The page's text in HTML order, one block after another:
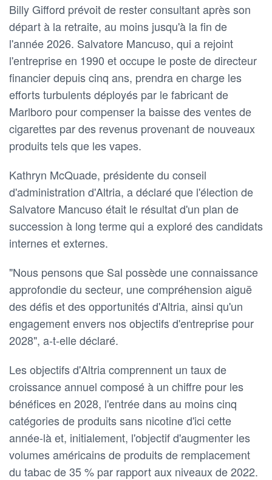
Billy Gifford prévoit de rester consultant après son
départ à la retraite, au moins jusqu'à la fin de
l'année 2026. Salvatore Mancuso, qui a rejoint
l'entreprise en 1990 et occupe le poste de directeur
financier depuis cinq ans, prendra en charge les
efforts turbulents déployés par le fabricant de
Marlboro pour compenser la baisse des ventes de
cigarettes par des revenus provenant de nouveaux
produits tels que les vapes.
Kathryn McQuade, présidente du conseil
d'administration d'Altria, a déclaré que l'élection de
Salvatore Mancuso était le résultat d'un plan de
succession à long terme qui a exploré des candidats
internes et externes.
"Nous pensons que Sal possède une connaissance
approfondie du secteur, une compréhension aiguë
des défis et des opportunités d'Altria, ainsi qu'un
engagement envers nos objectifs d'entreprise pour
2028", a-t-elle déclaré.
Les objectifs d'Altria comprennent un taux de
croissance annuel composé à un chiffre pour les
bénéfices en 2028, l'entrée dans au moins cinq
catégories de produits sans nicotine d'ici cette
année-là et, initialement, l'objectif d'augmenter les
volumes américains de produits de remplacement
du tabac de 35 % par rapport aux niveaux de 2022.